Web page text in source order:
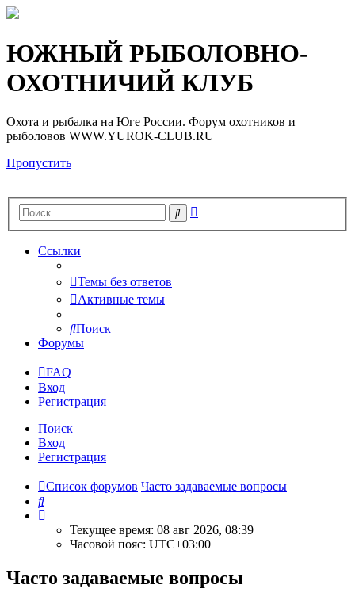
Регистрация
ЮЖНЫЙ РЫБОЛОВНО-
ОХОТНИЧИЙ КЛУБ
Охота и рыбалка на Юге России. Форум охотников и
рыболовов WWW.YUROK-CLUB.RU
Пропустить
Поиск
Ссылки
Темы без ответов
Активные темы
Поиск
Форумы
FAQ
Вход
Регистрация
Поиск
Вход
Регистрация
Список форумов Часто задаваемые вопросы
Поиск
Текущее время: 08 авг 2026, 08:39
Часовой пояс: UTC+03:00
Часто задаваемые вопросы